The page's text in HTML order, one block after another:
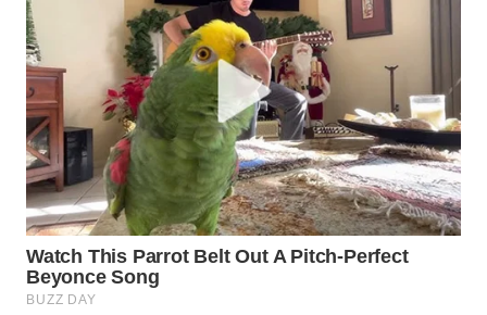
WN
BOROBUDUR
WN
MADURA
WN
SURABAYA